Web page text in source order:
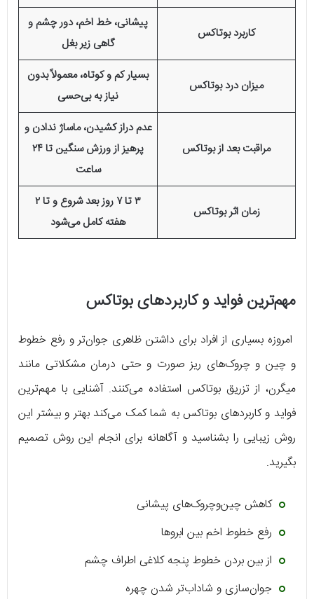
کاربرد بوتاکس
پیشانی، خط اخم، دور چشم و
گاهی زیر بغل
میزان درد بوتاکس
بسیار کم و کوتاه، معمولاً بدون
نیاز به بی‌حسی
مراقبت بعد از بوتاکس
عدم دراز کشیدن، ماساژ ندادن و
پرهیز از ورزش سنگین تا ۲۴
ساعت
زمان اثر بوتاکس
۳ تا ۷ روز بعد شروع و تا ۲
هفته کامل می‌شود
مهم‌ترین فواید و کاربردهای بوتاکس
امروزه بسیاری از افراد برای داشتن ظاهری جوان‌تر و رفع خطوط
و چین و چروک‌های ریز صورت و حتی درمان مشکلاتی مانند
میگرن، از تزریق بوتاکس استفاده می‌کنند. آشنایی با مهم‌ترین
فواید و کاربردهای بوتاکس به شما کمک می‌کند بهتر و بیشتر این
روش زیبایی را بشناسید و آگاهانه برای انجام این روش تصمیم
بگیرید.
کاهش چین‌وچروک‌های پیشانی
رفع خطوط اخم بین ابروها
از بین بردن خطوط پنجه کلاغی اطراف چشم
جوان‌سازی و شاداب‌تر شدن چهره